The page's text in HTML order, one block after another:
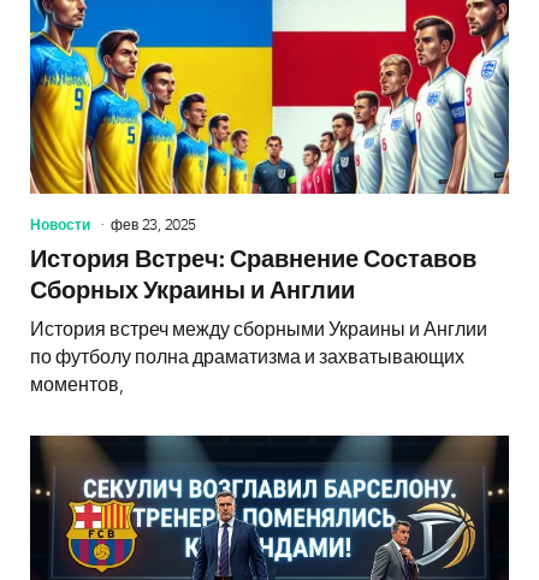
Новости фев 23, 2025
История Встреч: Сравнение Составов
Сборных Украины и Англии
История встреч между сборными Украины и Англии
по футболу полна драматизма и захватывающих
моментов,